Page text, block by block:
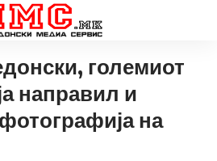
големиот
направил и
на